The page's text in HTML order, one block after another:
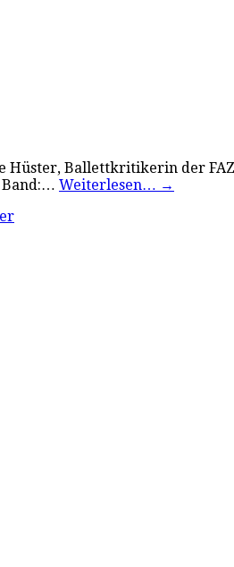
Hüster, Ballettkritikerin der FAZ
Band:… Weiterlesen… →